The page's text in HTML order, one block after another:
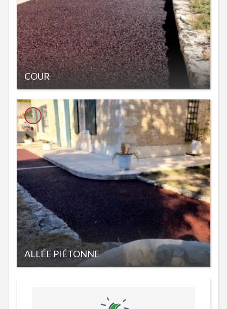
COUR
ALLÉE PIÉTONNE
1